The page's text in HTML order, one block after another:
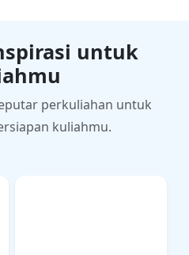
untuk
perkuliahan untuk
kuliahmu.